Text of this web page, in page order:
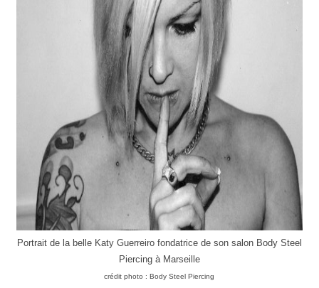
Portrait de la belle KatyGuerreiro fondatrice de son salon Body Steel
Piercing à Marseille
crédit photo : Body Steel Piercing